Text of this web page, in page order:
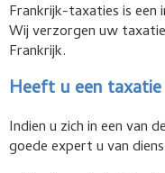
Frankrijk-taxaties is
Wij verzorgen uw
Frankrijk.
Heeft u een
Indien u zich in een van
goede expert u van